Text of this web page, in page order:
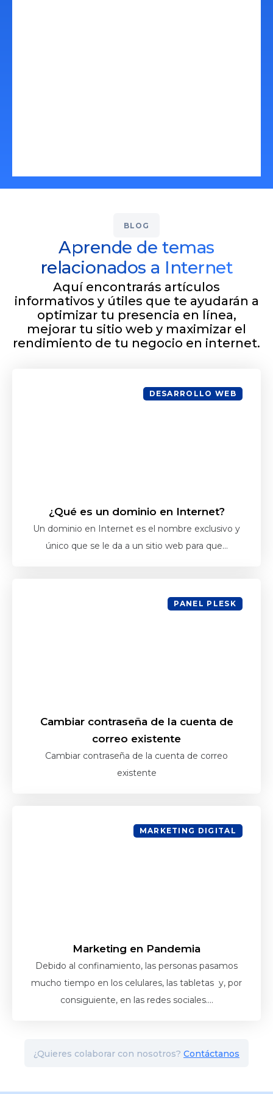
BLOG
Aprende de temas
relacionados a Internet
Aquí encontrarás artículos
informativos y útiles que te ayudarán a
optimizar tu presencia en línea,
mejorar tu sitio web y maximizar el
rendimiento de tu negocio en internet.
DESARROLLO WEB
¿Qué es un dominio en Internet?
Un dominio en Internet es el nombre exclusivo y
único que se le da a un sitio web para que...
PANEL PLESK
Cambiar contraseña de la cuenta de
correo existente
Cambiar contraseña de la cuenta de correo
existente
MARKETING DIGITAL
Marketing en Pandemia
Debido al confinamiento, las personas pasamos
mucho tiempo en los celulares, las tabletas y, por
consiguiente, en las redes sociales....
¿Quieres colaborar con nosotros? Contáctanos